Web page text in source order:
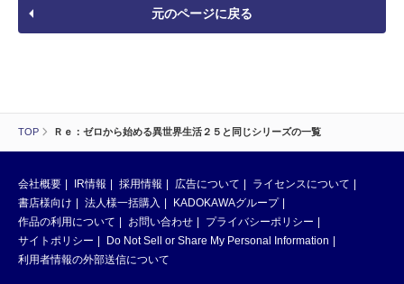
TOP Ｒｅ：ゼロから始める異世界生活２５と同じシリーズの一覧
元のページに戻る
会社概要 IR情報 採用情報 広告について
ライセンスについて
書店様向け
法人様一括購入
KADOKAWAグループ
作品の利用について
お問い合わせ
プライバシーポリシー
サイトポリシー
Do Not Sell or Share My Personal Information
利用者情報の外部送信について